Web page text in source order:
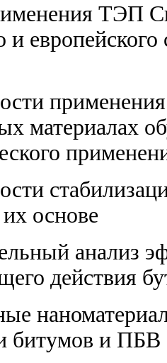
ТЭП
и
материалах
основе
анализ
действия
битумов и ПБВ